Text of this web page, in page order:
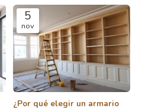
5
nov
¿Por qué elegir un armario